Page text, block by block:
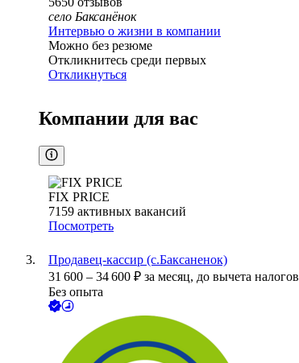
село Баксанёнок
Интервью о жизни в компании
Можно без резюме
Откликнитесь среди первых
Откликнуться
Компании для вас
FIX PRICE
7159 активных вакансий
Посмотреть
Продавец-кассир (с.Баксаненок)
31 600 – 34 600 ₽ за месяц, до вычета налогов
Без опыта